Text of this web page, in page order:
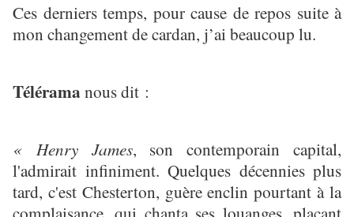
Ces derniers temps, pour cause de repos suite à
mon changement de cardan, j’ai beaucoup lu.
Téléramanous dit :
« Henry James, son contemporain capital,
l'admirait infiniment. Quelques décennies plus
tard, c'est Chesterton, guère enclin pourtant à la
complaisance, qui chanta ses louanges, plaçant